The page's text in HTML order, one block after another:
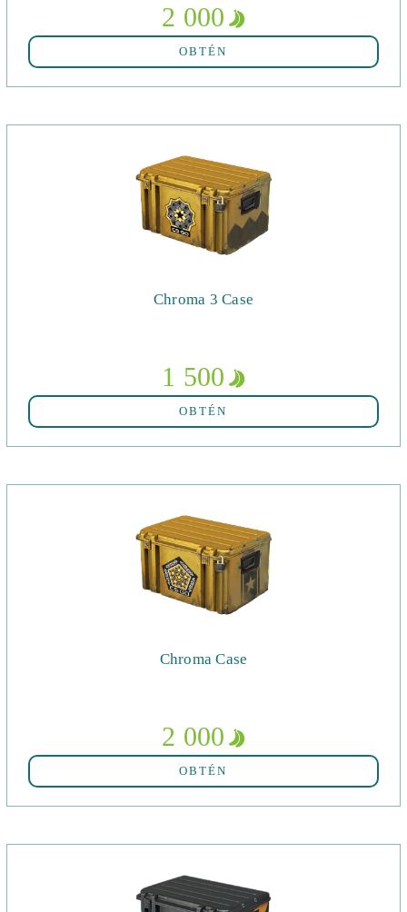
2 000
OBTÉN
Chroma 3 Case
1 500
OBTÉN
Chroma Case
2 000
OBTÉN